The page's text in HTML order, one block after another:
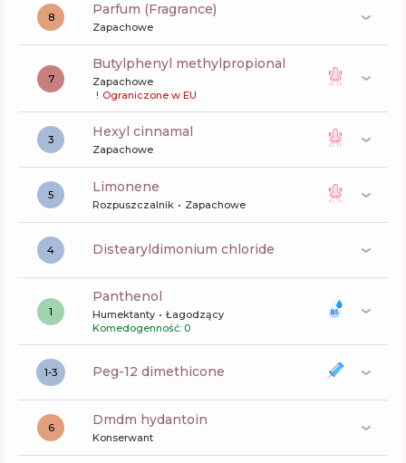
8 Parfum (Fragrance)
Zapachowe
7
butylphenyl methylpropional
Zapachowe
! Ograniczone w EU
3 hexyl cinnamal
Zapachowe
5 limonene
Rozpuszczalnik Zapachowe
4 distearyldimonium chloride
1
panthenol
Humektanty
Łagodzący
Komedogenność: 0
1-3 peg-12 dimethicone
6 dmdm hydantoin
Konserwant